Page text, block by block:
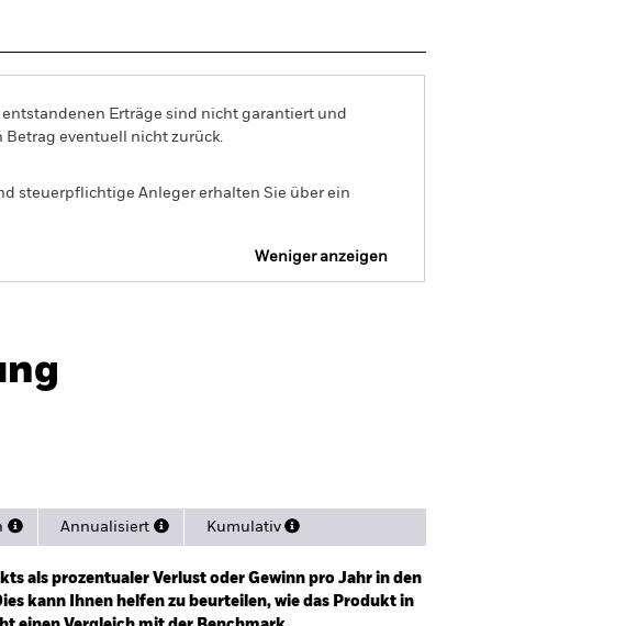
Erträge sind nicht garantiert und
Betrag eventuell nicht zurück.
steuerpflichtige Anleger erhalten Sie über ein
Weniger anzeigen
Annualisiert Kumulativ
als prozentualer Verlust oder Gewinn pro Jahr in den
kann Ihnen helfen zu beurteilen, wie das Produkt in